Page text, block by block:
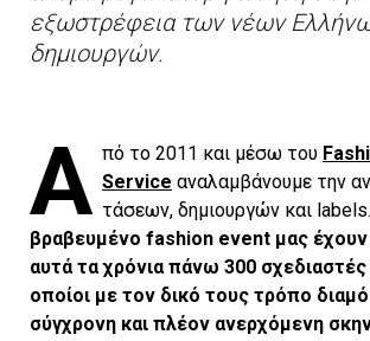
εξωστρέφεια των νέων
δημιουργών.
Α πό το 2011 και μέσω του
Service αναλαμβάνουμε την
τάσεων, δημιουργών και labels.
βραβευμένο fashion event μας έχουν
αυτά τα χρόνια πάνω 300 σχεδιαστές
οποίοι με τον δικό τους τρόπο
σύγχρονη και πλέον ανερχόμενη